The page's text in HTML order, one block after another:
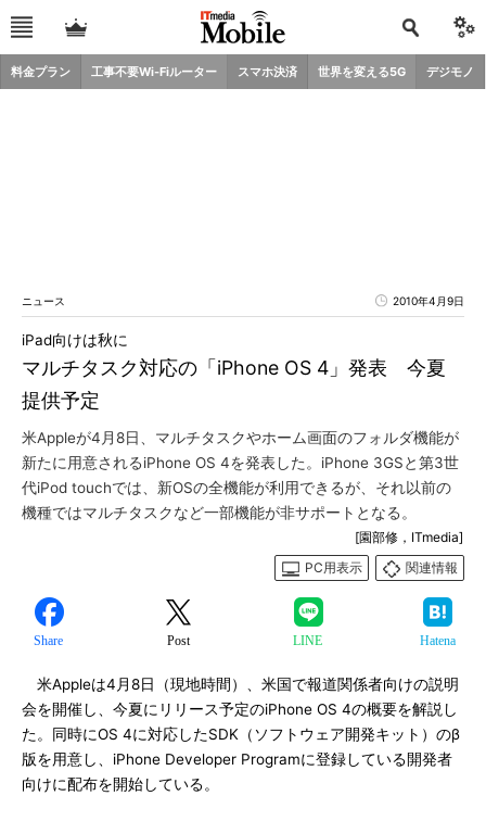
料金プラン 工事不要Wi-Fiルーター スマホ決済 世界を変える5G デジモノ
ニュース 2010年4月9日
マルチタスク対応の「iPhone OS 4」発表 今夏
提供予定
iPad向けは秋に
米Appleが4月8日、マルチタスクやホーム画面のフォルダ機能が
新たに用意されるiPhone OS 4を発表した。iPhone 3GSと第3世
代iPod touchでは、新OSの全機能が利用できるが、それ以前の
機種ではマルチタスクなど一部機能が非サポートとなる。
[園部修，ITmedia]
PC用表示
関連情報
Share Post LINE Hatena
米Appleは4月8日（現地時間）、米国で報道関係者向けの説明
会を開催し、今夏にリリース予定のiPhone OS 4の概要を解説し
た。同時にOS 4に対応したSDK（ソフトウェア開発キット）のβ
版を用意し、iPhone Developer Programに登録している開発者
向けに配布を開始している。